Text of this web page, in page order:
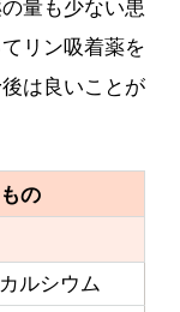
量も少ない患
リン吸着薬を
は良いことが
の
ルシウム